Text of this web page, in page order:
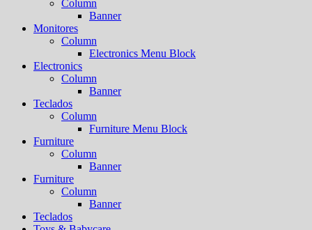
Column
Banner
Monitores
Column
Electronics Menu Block
Electronics
Column
Banner
Teclados
Column
Furniture Menu Block
Furniture
Column
Banner
Furniture
Column
Banner
Teclados